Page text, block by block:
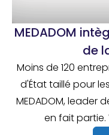
MEDADOM
de
Moins de 120
d'État taillé pour
MEDADOM, leader
en fait partie.